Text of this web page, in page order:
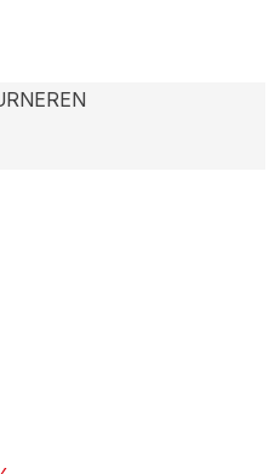
om inhoud en advertenties te
met andere gegevens die u
zijn essentieel voor de
voorkeurstaal of de regio waar u zich